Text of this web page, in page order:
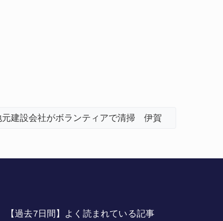
地震の被災地へ 能登以来3回目の派遣
【過去7日間】よく読まれている記事